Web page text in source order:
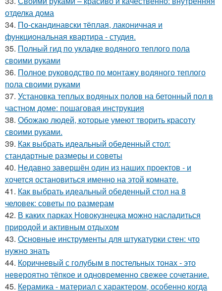
отделка дома
34. По-скандинавски тёплая, лаконичная и
функциональная квартира - студия.
35. Полный гид по укладке водяного теплого пола
своими руками
36. Полное руководство по монтажу водяного теплого
пола своими руками
37. Установка теплых водяных полов на бетонный пол в
частном доме: пошаговая инструкция
38. Обожаю людей, которые умеют творить красоту
своими руками.
39. Как выбрать идеальный обеденный стол:
стандартные размеры и советы
40. Недавно завершён один из наших проектов - и
хочется остановиться именно на этой комнате.
41. Как выбрать идеальный обеденный стол на 8
человек: советы по размерам
42. В каких парках Новокузнецка можно насладиться
природой и активным отдыхом
43. Основные инструменты для штукатурки стен: что
нужно знать
44. Коричневый с голубым в постельных тонах - это
невероятно тёпкое и одновременно свежее сочетание.
45. Керамика - материал с характером, особенно когда